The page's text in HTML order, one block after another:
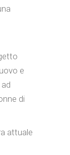
e
di
attuale